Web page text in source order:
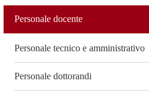
Personale docente
Personale tecnico e amministrativo
Personale dottorandi